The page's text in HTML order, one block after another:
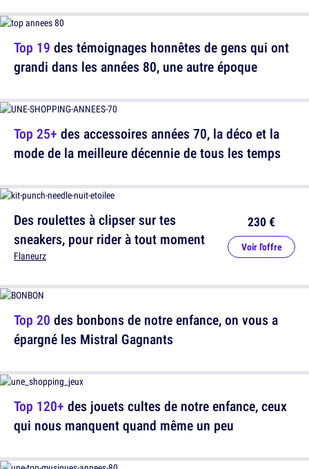
Top 25+ des accessoires années 70, la déco et la
mode de la meilleure décennie de tous les temps
Top 20 des bonbons de notre enfance, on vous a
épargné les Mistral Gagnants
Top 19 des témoignages honnêtes de gens qui ont
grandi dans les années 80, une autre époque
Des roulettes à clipser sur tes
sneakers, pour rider à tout moment
Flaneurz
230 €
Voir l'offre
Top 120+ des jouets cultes de notre enfance, ceux
qui nous manquent quand même un peu